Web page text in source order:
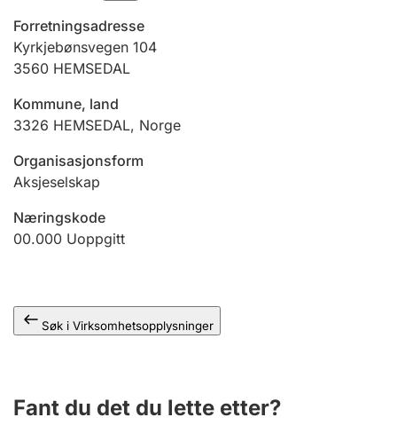
Tinglysing
Jeger
Ektepaktveileder
Offentlig sektor
Forretningsadresse
Kyrkjebønsvegen 104
3560 HEMSEDAL
Kommune, land
3326 HEMSEDAL, Norge
Organisasjonsform
Aksjeselskap
Næringskode
00.000 Uoppgitt
Søk i Virksomhetsopplysninger
Fant du det du lette etter?